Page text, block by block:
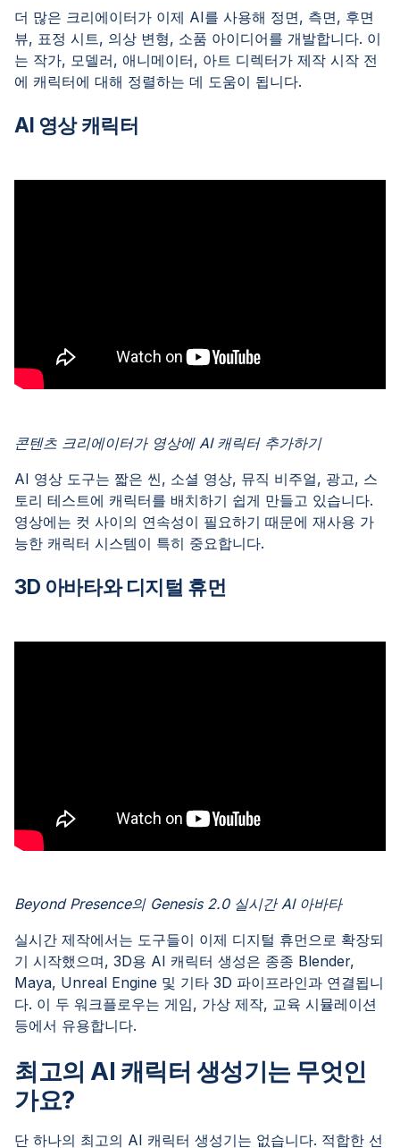
더 많은 크리에이터가 이제 AI를 사용해 정면, 측면, 후면
뷰, 표정 시트, 의상 변형, 소품 아이디어를 개발합니다. 이
는 작가, 모델러, 애니메이터, 아트 디렉터가 제작 시작 전
에 캐릭터에 대해 정렬하는 데 도움이 됩니다.
AI 영상 캐릭터
콘텐츠 크리에이터가 영상에 AI 캐릭터 추가하기
AI 영상 도구는 짧은 씬, 소셜 영상, 뮤직 비주얼, 광고, 스
토리 테스트에 캐릭터를 배치하기 쉽게 만들고 있습니다.
영상에는 컷 사이의 연속성이 필요하기 때문에 재사용 가
능한 캐릭터 시스템이 특히 중요합니다.
3D 아바타와 디지털 휴먼
Beyond Presence의 Genesis 2.0 실시간 AI 아바타
실시간 제작에서는 도구들이 이제 디지털 휴먼으로 확장되
기 시작했으며, 3D용 AI 캐릭터 생성은 종종 Blender,
Maya, Unreal Engine 및 기타 3D 파이프라인과 연결됩니
다. 이 두 워크플로우는 게임, 가상 제작, 교육 시뮬레이션
등에서 유용합니다.
최고의 AI 캐릭터 생성기는 무엇인
가요?
단 하나의 최고의 AI 캐릭터 생성기는 없습니다. 적합한 선